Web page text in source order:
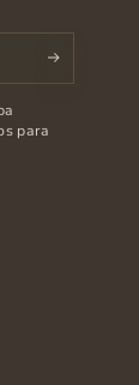
para